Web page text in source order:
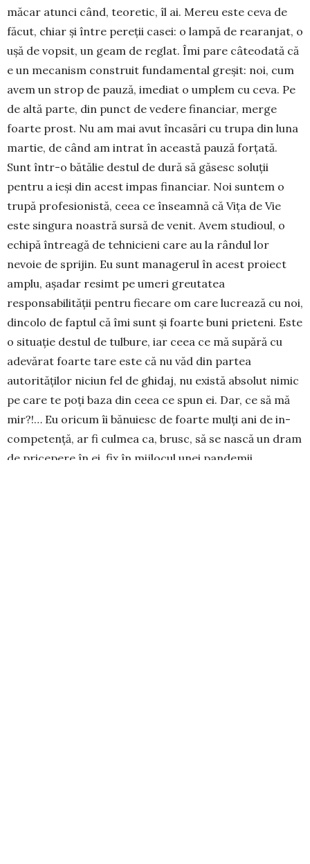
măcar atunci când, teoretic, îl ai. Mereu este ceva de
făcut, chiar şi între pereţii casei: o lampă de rearanjat, o
uşă de vopsit, un geam de reglat. Îmi pare câteodată că
e un mecanism construit fundamental gre­şit: noi, cum
avem un strop de pau­ză, imediat o umplem cu ceva. Pe
de altă parte, din punct de vedere finan­ciar, merge
foarte prost. Nu am mai avut încasări cu trupa din luna
martie, de când am intrat în această pauză forţată.
Sunt într-o bătălie destul de dură să găsesc soluţii
pentru a ieşi din acest impas financiar. Noi suntem o
trupă profesionistă, ceea ce înseamnă că Viţa de Vie
este singura noastră sursă de venit. Avem studioul, o
echipă întreagă de tehnicieni care au la rândul lor
nevoie de sprijin. Eu sunt managerul în acest proiect
amplu, aşadar resimt pe umeri greutatea
responsabilităţii pentru fie­care om care lucrează cu noi,
din­colo de faptul că îmi sunt şi foarte buni prieteni. Este
o situaţie destul de tulbure, iar ceea ce mă supără cu
adevărat foarte tare este că nu văd din partea
autorităţilor niciun fel de ghidaj, nu există ab­solut nimic
pe care te poţi baza din ceea ce spun ei. Dar, ce să mă
mir?!… Eu oricum îi bănuiesc de foarte mulţi ani de in­
competenţă, ar fi culmea ca, brusc, să se nască un dram
de pricepere în ei, fix în mijlocul unei pandemii